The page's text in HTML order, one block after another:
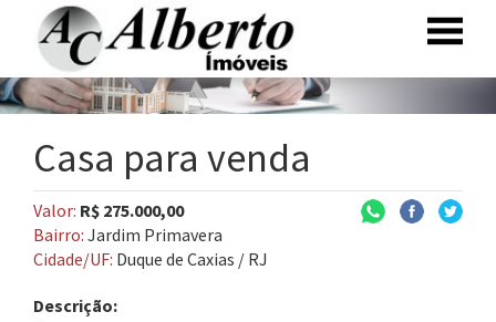
Casa para venda
Valor: R$ 275.000,00
Bairro: Jardim Primavera
Cidade/UF: Duque de Caxias / RJ
Descrição: